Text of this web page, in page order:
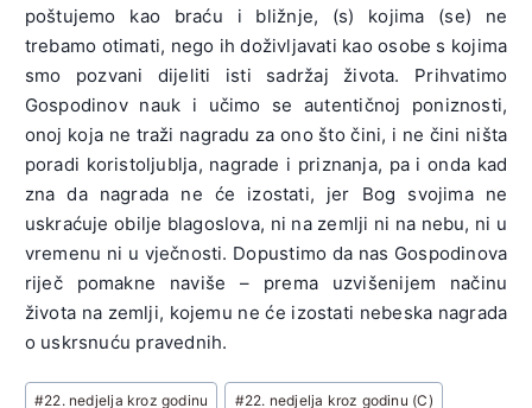
poštujemo kao braću i bližnje, (s) kojima (se) ne
trebamo otimati, nego ih doživljavati kao osobe s kojima
smo pozvani dijeliti isti sadržaj života. Prihvatimo
Gospodinov nauk i učimo se autentičnoj poniznosti,
onoj koja ne traži nagradu za ono što čini, i ne čini ništa
poradi koristoljublja, nagrade i priznanja, pa i onda kad
zna da nagrada ne će izostati, jer Bog svojima ne
uskraćuje obilje blagoslova, ni na zemlji ni na nebu, ni u
vremenu ni u vječnosti. Dopustimo da nas Gospodinova
riječ pomakne naviše – prema uzvišenijem načinu
života na zemlji, kojemu ne će izostati nebeska nagrada
o uskrsnuću pravednih.
Post
#22. nedjelja kroz godinu #22. nedjelja kroz godinu (C)